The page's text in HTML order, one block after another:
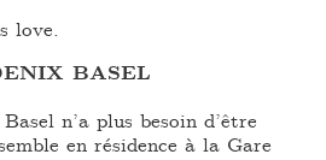
love.
BASEL
n’a plus besoin d’être
en résidence à la Gare